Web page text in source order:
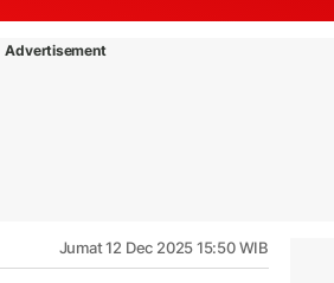
Advertisement
Jumat 12 Dec 2025 15:50 WIB